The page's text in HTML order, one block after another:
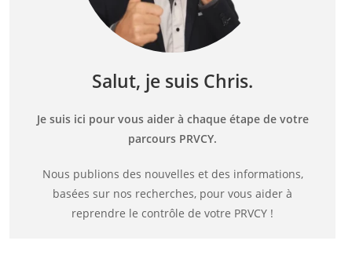
Salut, je suis Chris.
Je suis ici pour vous aider à chaque étape de votre
parcours PRVCY.
Nous publions des nouvelles et des informations,
basées sur nos recherches, pour vous aider à
reprendre le contrôle de votre PRVCY !